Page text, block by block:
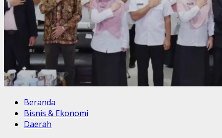
Beranda
Bisnis & Ekonomi
Daerah